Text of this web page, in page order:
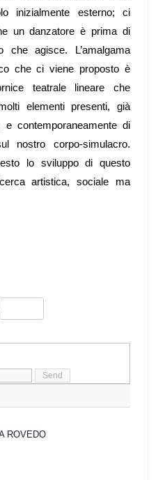
inizialmente esterno; ci
un danzatore è prima di
agisce. L’amalgama
che ci viene proposto è
teatrale lineare che
elementi presenti, già
e contemporaneamente di
nostro corpo-simulacro.
lo sviluppo di questo
artistica, sociale ma
ROVEDO